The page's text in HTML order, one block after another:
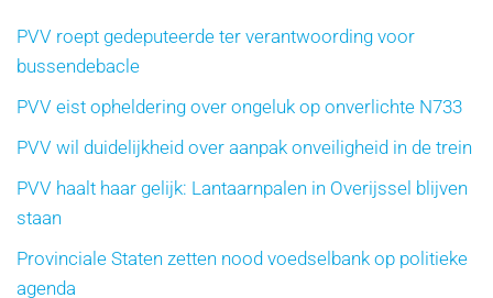
PVV roept gedeputeerde ter verantwoording voor
bussendebacle
PVV eist opheldering over ongeluk op onverlichte N733
PVV wil duidelijkheid over aanpak onveiligheid in de trein
PVV haalt haar gelijk: Lantaarnpalen in Overijssel blijven
staan
Provinciale Staten zetten nood voedselbank op politieke
agenda